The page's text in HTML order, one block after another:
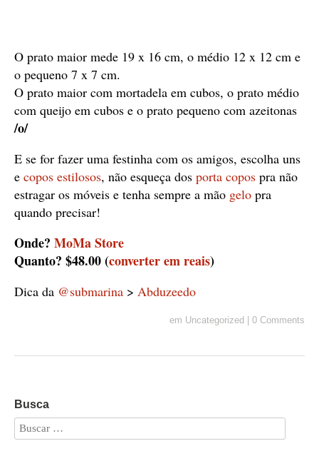
O prato maior mede 19 x 16 cm, o médio 12 x 12 cm e
o pequeno 7 x 7 cm.
O prato maior com mortadela em cubos, o prato médio
com queijo em cubos e o prato pequeno com azeitonas
/o/
E se for fazer uma festinha com os amigos, escolha uns
e copos estilosos, não esqueça dos porta copos pra não
estragar os móveis e tenha sempre a mão gelo pra
quando precisar!
Onde? MoMa Store
Quanto? $48.00 (converter em reais)
Dica da @submarina > Abduzeedo
em Uncategorized 0 Comments
Busca